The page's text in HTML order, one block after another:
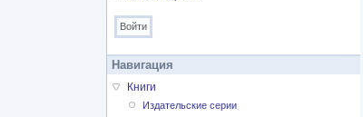
Навигация
Книги
Издательские серии